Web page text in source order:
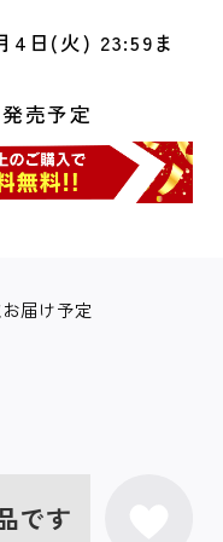
4日(火) 23:59ま
売予定
届け予定
です